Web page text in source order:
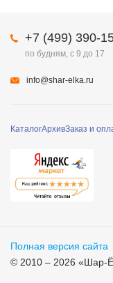
КаталогАрхивЗаказ и
+7 (499) 390-
по будням, с 9 до 17
info@shar-elka.ru
Полная версия сайта
© 2010 – 2026 «Шар-